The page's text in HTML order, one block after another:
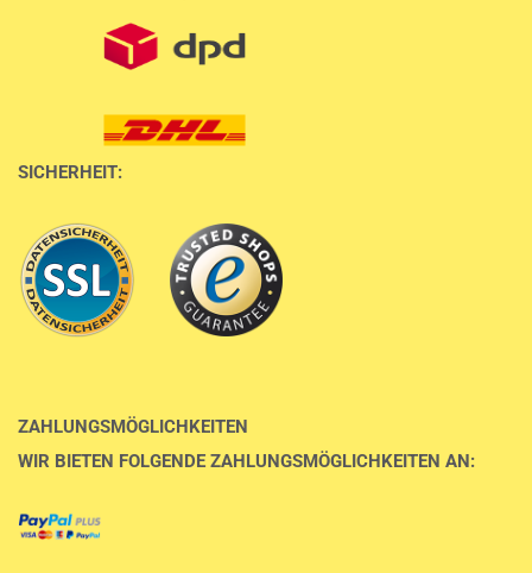
SICHERHEIT:
ZAHLUNGSMÖGLICHKEITEN
WIR BIETEN FOLGENDE ZAHLUNGSMÖGLICHKEITEN AN: